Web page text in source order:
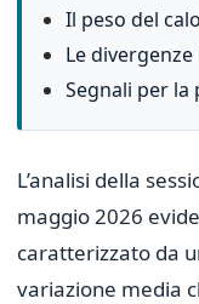
Il peso del
Le
Segnali per la
L’analisi della
maggio 2026
caratterizzato da
variazione media